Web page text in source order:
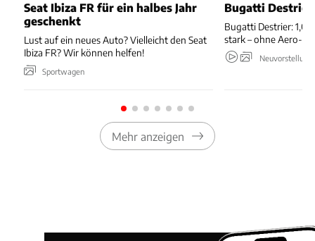
Seat Ibiza FR für ein halbes Jahr
geschenkt
Lust auf ein neues Auto? Vielleicht den Seat
Ibiza FR? Wir können helfen!
Sportwagen
Bugatti
Bugatti Destrier: 1,00
stark – ohne Aero-
Mehr anzeigen